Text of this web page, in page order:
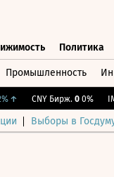
Политика
Промышленность
↑ CNY Бирж. 0 0%
Выборы в